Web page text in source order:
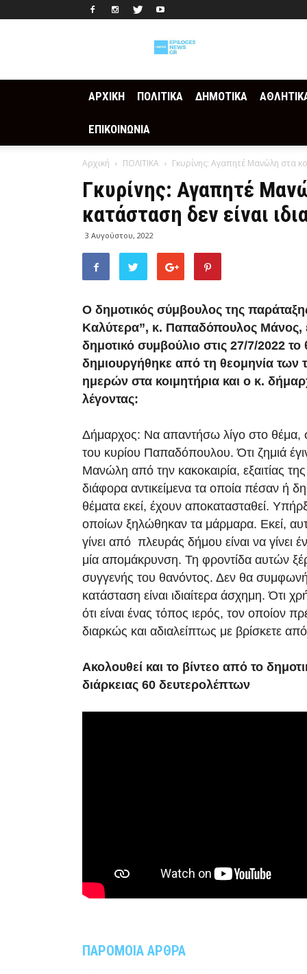
ΑΡΧΙΚΗ ΠΟΛΙΤΙΚΑ ΔΗΜΟΤΙΚΑ
ΕΠΙΚΟΙΝΩΝΙΑ
Αρχική ΠΟΛΙΤΙΚΑ Γκυρίνης: Αγαπητέ Μανώλη στα
Γκυρίνης: Αγαπητέ
κατάσταση δεν είναι
3 Αυγούστου, 2022
Ο δημοτικός σύμβουλος της
Καλύτερα”, κ. Παπαδόπουλος Μάνος,
δημοτικό συμβούλιο στις 27/7/2022
δημιουργήθηκε από τη θεομηνία των
ημερών στα κοιμητήρια και ο κ.
λέγοντας:
Δήμαρχος: Να απαντήσω λίγο στο θέμα,
του κυρίου Παπαδόπουλου. Ότι ζημιά
Μανώλη από την κακοκαιρία, εξαιτίας
διάφορα αντικείμενα τα οποία πέσαν ή
θέματα εκεί, έχουν αποκατασταθεί.
οποίων ξηλώθηκαν τα μάρμαρα. Εκεί,
γίνει από πλευράς δήμου είναι να γίνει
μία απομάκρυνση. Τη φροντίδα αυτών
συγγενής του θανόντος. Δεν θα
κατάσταση είναι ιδιαίτερα άσχημη. Ότι
ότι είναι ένας τόπος ιερός, τον οποίον
διαρκώς και αδιαλείπτως με βρίσκετε
Ακολουθεί και το βίντεο από το
διάρκειας 60 δευτερολέπτων
ΠΑΡΟΜΟΙΑ ΑΡΘΡΑ